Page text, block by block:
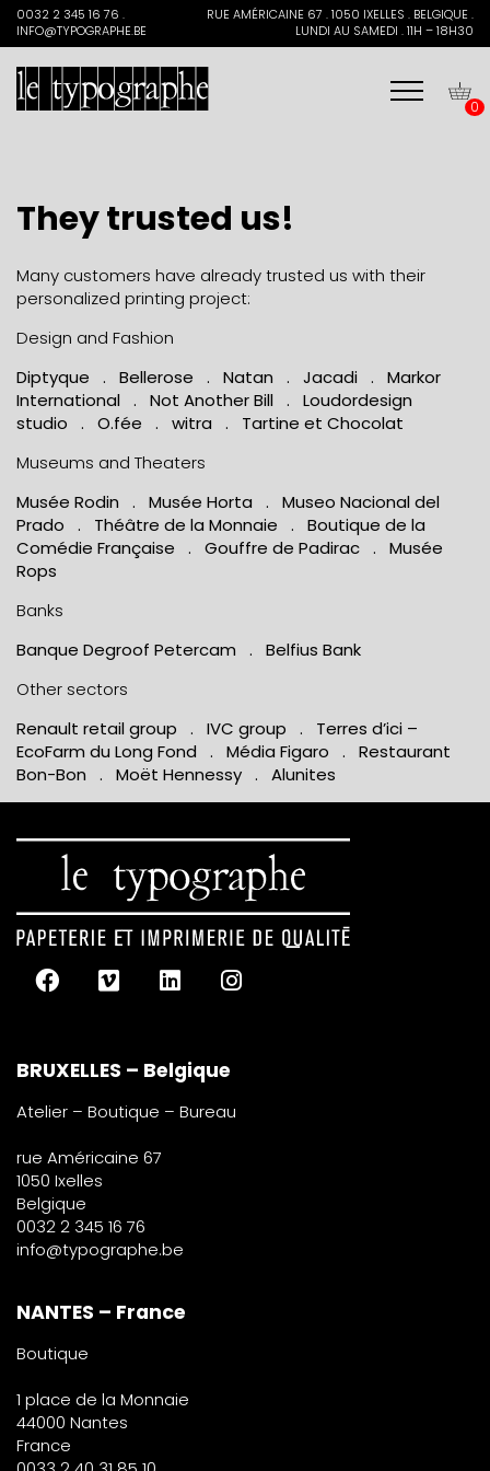
Search
for:0032 2 345 16 76 .
INFO@TYPOGRAPHE.BE
RUE AMÉRICAINE 67 . 1050 IXELLES . BELGIQUE .
LUNDI AU SAMEDI . 11H – 18H30
0
They trusted us!
Many customers have already trusted us with their
personalized printing project:
Design and Fashion
Diptyque . Bellerose . Natan . Jacadi . Markor
International . Not Another Bill . Loudordesign
studio . O.fée . witra . Tartine et Chocolat
Museums and Theaters
Musée Rodin . Musée Horta . Museo Nacional del
Prado . Théâtre de la Monnaie . Boutique de la
Comédie Française . Gouffre de Padirac . Musée
Rops
Banks
Banque Degroof Petercam . Belfius Bank
Other sectors
Renault retail group . IVC group . Terres d’ici –
EcoFarm du Long Fond . Média Figaro . Restaurant
Bon-Bon . Moët Hennessy . Alunites
BRUXELLES – Belgique
Atelier – Boutique – Bureau
rue Américaine 67
1050 Ixelles
Belgique
0032 2 345 16 76
info@typographe.be
NANTES – France
Boutique
1 place de la Monnaie
44000 Nantes
France